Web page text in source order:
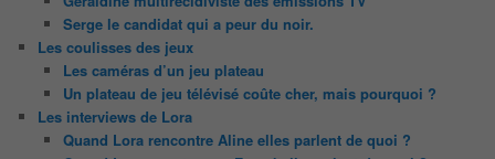
Serge le candidat qui a peur du noir.
Les coulisses des jeux
Les caméras d’un jeu plateau
Un plateau de jeu télévisé coûte cher, mais pourquoi ?
Les interviews de Lora
Quand Lora rencontre Aline elles parlent de quoi ?